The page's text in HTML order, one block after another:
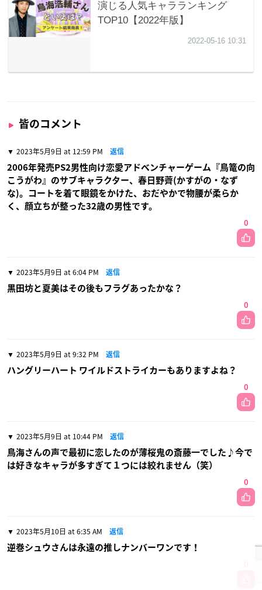
皆のコメント
2023年5月9日 at 12:59 PM 返信
2006年発売PS2男性向け恋愛アドベンチャーゲーム『鳥篭の向
こうがわ』のサブキャラクター、春日野薺(かすがの・なず
な)。コートを着て眼鏡をかけた、おだやかで物腰が柔らか
く、顔立ちが整った32歳の男性です。
0
2023年5月9日 at 6:04 PM 返信
黒田坊と夏美はその後もフラグあったかな？
0
2023年5月9日 at 9:32 PM 返信
ハングリーハート ワイルドストライカーもありますよね？
0
2023年5月9日 at 10:44 PM 返信
鳥海さんの声で最初に恋したのが薄桜鬼の斎藤一でした♪今で
は好きなキャラが多すぎて１つには絞れません（笑）
0
2023年5月10日 at 6:35 AM 返信
逆巻シュウさんは永遠の推しナンバーワンです！